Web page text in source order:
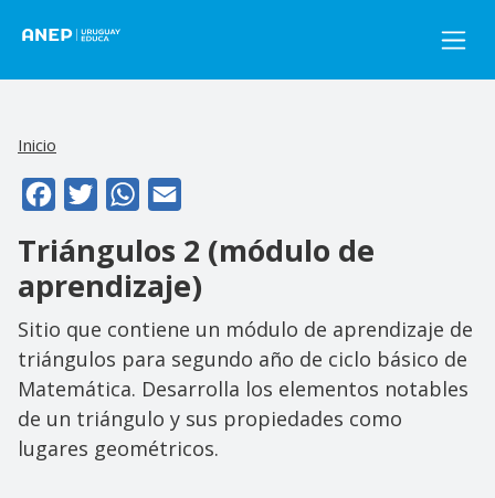
Inicio
FacebookTwitterWhatsApp
Triángulos 2 (módulo de
aprendizaje)
Sitio que contiene un módulo de aprendizaje de
triángulos para segundo año de ciclo básico de
Matemática. Desarrolla los elementos notables
de un triángulo y sus propiedades como
lugares geométricos.